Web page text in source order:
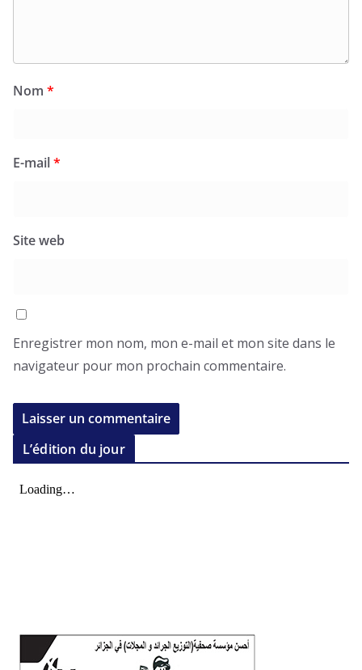
Nom *
E-mail*
Site web
Enregistrer mon nom, mon e-mail et mon site dans le
navigateur pour mon prochain commentaire.
L’édition du jour